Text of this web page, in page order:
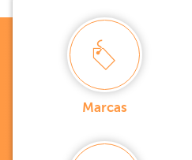
Marcas